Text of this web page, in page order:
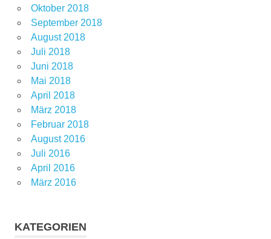
Oktober 2018
September 2018
August 2018
Juli 2018
Juni 2018
Mai 2018
April 2018
März 2018
Februar 2018
August 2016
Juli 2016
April 2016
März 2016
KATEGORIEN